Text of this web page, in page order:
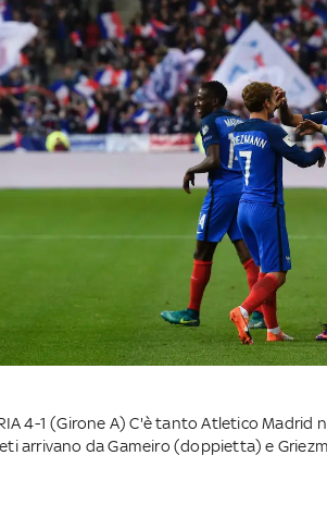
4-1 (Girone A) C'è tanto Atletico Madrid
arrivano da Gameiro (doppietta) e